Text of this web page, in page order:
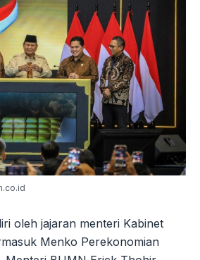
oleh jajaran menteri Kabinet
Menko Perekonomian